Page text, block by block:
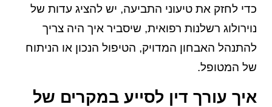
כדי לחזק את טיעוני התביעה, יש להציג עדות של
נוירולוג רשלנות רפואית, שיסביר איך היה צריך
להתנהל האבחון המדויק, הטיפול הנכון או הניתוח
של המטופל.
איך עורך דין לסייע במקרים של